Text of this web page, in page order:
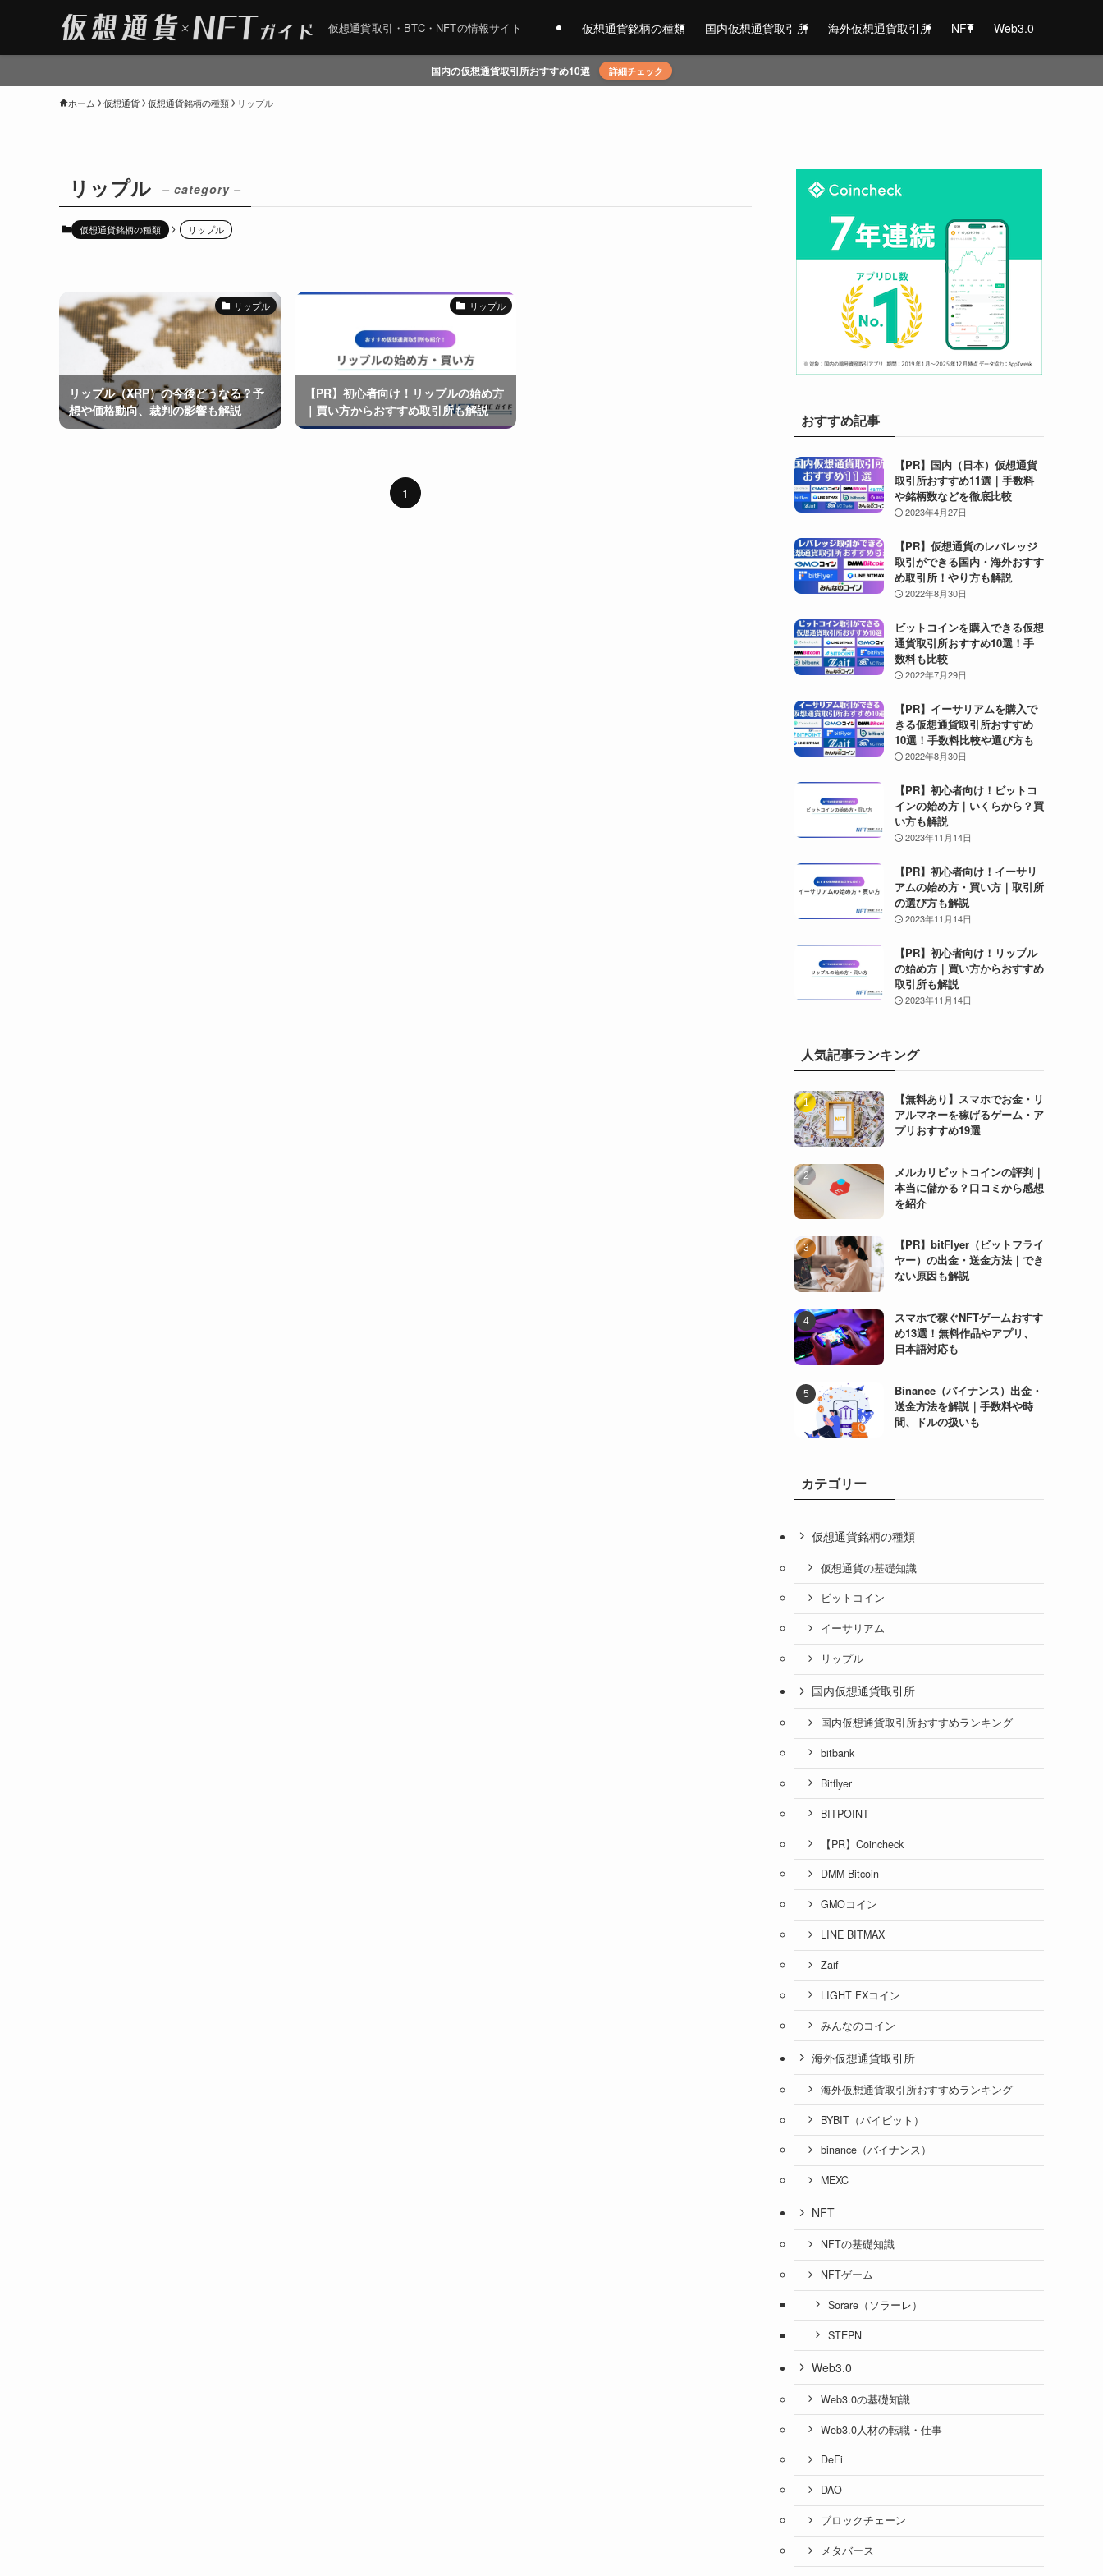
仮想通貨取引・BTC・NFTの情報サイト 仮想通貨銘柄の種類 国内仮想通貨取引所 海外仮想通貨取引所 NFT Web3.0
国内の仮想通貨取引所おすすめ10選 詳細チェック
ホーム 仮想通貨 仮想通貨銘柄の種類 リップル
リップル – category –
仮想通貨銘柄の種類 リップル
リップル
リップル（XRP）の今後どうなる？予
想や価格動向、裁判の影響も解説
リップル
【PR】初心者向け！リップルの始め方
｜買い方からおすすめ取引所も解説
1
おすすめ記事
【PR】国内（日本）仮想通貨
取引所おすすめ11選｜手数料
や銘柄数などを徹底比較
2023年4月27日
【PR】仮想通貨のレバレッジ
取引ができる国内・海外おすす
め取引所！やり方も解説
2022年8月30日
ビットコインを購入できる仮想
通貨取引所おすすめ10選！手
数料も比較
2022年7月29日
【PR】イーサリアムを購入で
きる仮想通貨取引所おすすめ
10選！手数料比較や選び方も
2022年8月30日
【PR】初心者向け！ビットコ
インの始め方｜いくらから？買
い方も解説
2023年11月14日
【PR】初心者向け！イーサリ
アムの始め方・買い方｜取引所
の選び方も解説
2023年11月14日
【PR】初心者向け！リップル
の始め方｜買い方からおすすめ
取引所も解説
2023年11月14日
人気記事ランキング
【無料あり】スマホでお金・リ
アルマネーを稼げるゲーム・ア
プリおすすめ19選
メルカリビットコインの評判｜
本当に儲かる？口コミから感想
を紹介
【PR】bitFlyer（ビットフライ
ヤー）の出金・送金方法｜でき
ない原因も解説
スマホで稼ぐNFTゲームおすす
め13選！無料作品やアプリ、
日本語対応も
Binance（バイナンス）出金・
送金方法を解説｜手数料や時
間、ドルの扱いも
カテゴリー
仮想通貨銘柄の種類
仮想通貨の基礎知識
ビットコイン
イーサリアム
リップル
国内仮想通貨取引所
国内仮想通貨取引所おすすめランキング
bitbank
Bitflyer
BITPOINT
【PR】Coincheck
DMM Bitcoin
GMOコイン
LINE BITMAX
Zaif
LIGHT FXコイン
みんなのコイン
海外仮想通貨取引所
海外仮想通貨取引所おすすめランキング
BYBIT（バイビット）
binance（バイナンス）
MEXC
NFT
NFTの基礎知識
NFTゲーム
Sorare（ソラーレ）
STEPN
Web3.0
Web3.0の基礎知識
Web3.0人材の転職・仕事
DeFi
DAO
ブロックチェーン
メタバース